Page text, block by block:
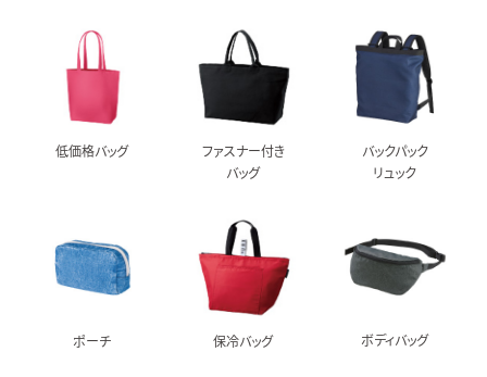
低価格バッグ
ファスナー付き
バッグ
バックパック
リュック
ポーチ 保冷バッグ ボディバッグ